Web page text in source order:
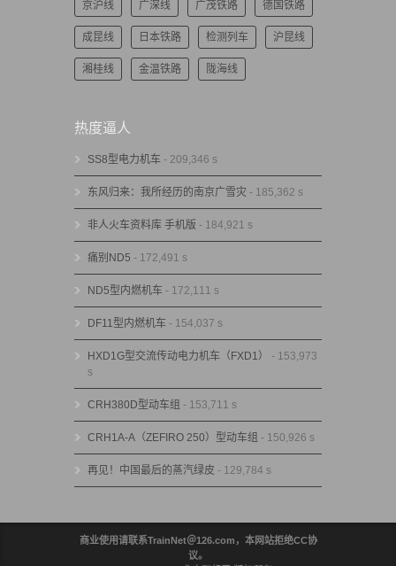
京沪线 广深线 广茂铁路 德国铁路
成昆线 日本铁路 检测列车 沪昆线
湘桂线 金温铁路 陇海线
热度逼人
SS8型电力机车 - 209,346 s
东风归来：我所经历的南京广雪灾 - 185,362 s
非人火车资料库 手机版 - 184,921 s
痛别ND5 - 172,491 s
ND5型内燃机车 - 172,111 s
DF11型内燃机车 - 154,037 s
HXD1G型交流传动电力机车（FXD1）
- 153,973
s
CRH380D型动车组 - 153,711 s
CRH1A-A（ZEFIRO 250）型动车组 - 150,926 s
再见！中国最后的蒸汽绿皮 - 129,784 s
商业使用请联系TrainNet＠126.com，本网站拒绝CC协
议。